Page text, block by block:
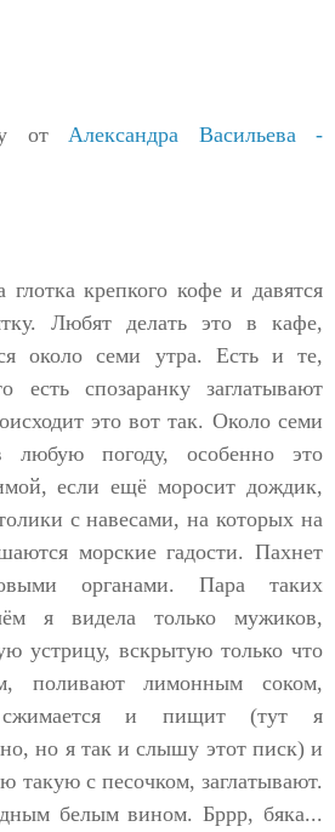
от Александра Васильева -
крепкого кофе и давятся
Любят делать это в кафе,
около семи утра. Есть и те,
спозаранку заглатывают
это вот так. Около семи
погоду, особенно это
если ещё моросит дождик,
с навесами, на которых на
морские гадости. Пахнет
органами. Пара таких
я видела только мужиков,
устрицу, вскрытую только что
поливают лимонным соком,
и пищит (тут я
но я так и слышу этот писк) и
такую с песочком, заглатывают.
белым вином. Бррр, бяка...